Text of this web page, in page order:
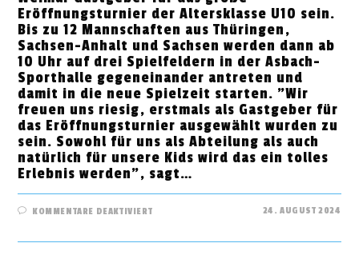
Eröffnungsturnier der Altersklasse U10 sein.
Bis zu 12 Mannschaften aus Thüringen,
Sachsen-Anhalt und Sachsen werden dann ab
10 Uhr auf drei Spielfeldern in der Asbach-
Sporthalle gegeneinander antreten und
damit in die neue Spielzeit starten. "Wir
freuen uns riesig, erstmals als Gastgeber für
das Eröffnungsturnier ausgewählt wurden zu
sein. Sowohl für uns als Abteilung als auch
natürlich für unsere Kids wird das ein tolles
Erlebnis werden", sagt…
KOMMENTARE DEAKTIVIERTFÜR
U10
24. AUGUST 2024